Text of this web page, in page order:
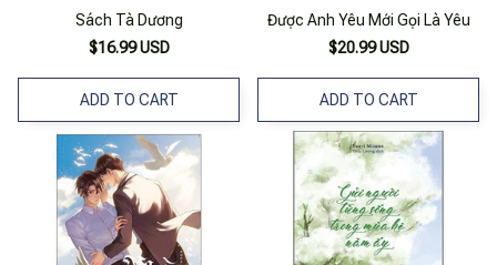
Sách Tà Dương
$16.99 USD
ADD TO CART
Được Anh Yêu Mới Gọi Là Yêu
$20.99 USD
ADD TO CART